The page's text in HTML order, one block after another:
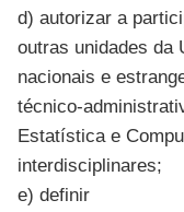
d) autorizar a
outras unidades da
nacionais e
técnico-
Estatística e
interdisciplinares;
e) definir